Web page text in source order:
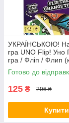
УКРАЇНСЬКОЮ!
гра UNO Flip! Уно
гра / Фліп / Флип
Готово до
125 ₴ 296 ₴
Купити